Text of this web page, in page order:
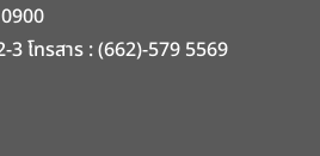
โทรสาร : (662)-579 5569